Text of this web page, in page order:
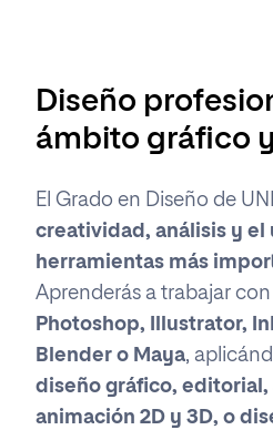
Diseño
ámbito gráfico
El Grado en Diseño de
creatividad, análisis y el
herramientas más
Aprenderás a trabajar
Photoshop, Illustrator,
Blender o Maya,
diseño gráfico,
animación 2D y 3D, o